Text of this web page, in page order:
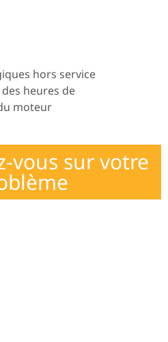
hors service
heures de
moteur
vous sur votre